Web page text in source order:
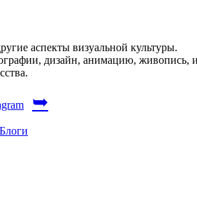
аспекты визуальной культуры.
дизайн, анимацию, живопись,
➥
Блоги